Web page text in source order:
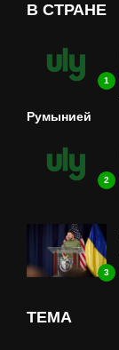
В СТРАНЕ
1
Румынией
2
3
ТЕМА